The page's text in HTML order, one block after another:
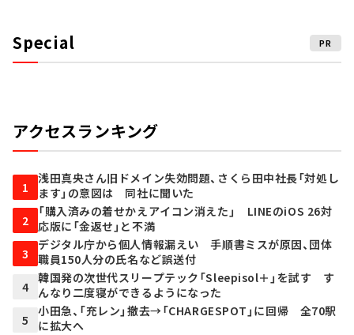
Special PR
アクセスランキング
1
浅田真央さん旧ドメイン失効問題、さくら田中社長「対処し
ます」の意図は 同社に聞いた
2
「購入済みの着せかえアイコン消えた」 LINEのiOS 26対
応版に「金返せ」と不満
3
デジタル庁から個人情報漏えい 手順書ミスが原因、団体
職員150人分の氏名など誤送付
4
韓国発の次世代スリープテック「Sleepisol＋」を試す す
んなり二度寝ができるようになった
5
小田急、「充レン」撤去→「CHARGESPOT」に回帰 全70駅
に拡大へ